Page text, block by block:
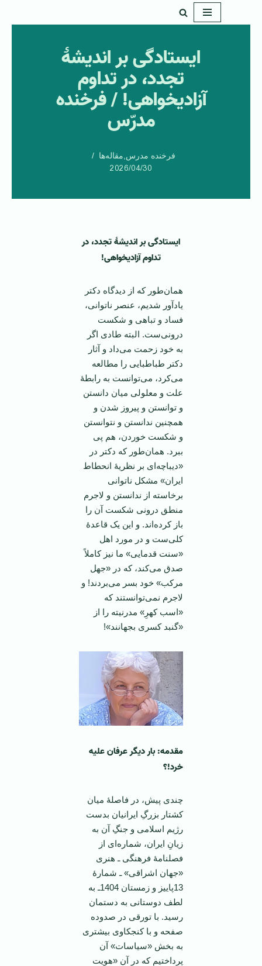
ایستادگی بر اندیشۀ
تجدد، در تداوم
آزادیخواهی! / فرخنده
مدرّس
فرخنده مدرس,مقاله‌ها
2026/04/30
ایستادگی بر اندیشۀ تجدد، در
تداوم آزادیخواهی!
همان‌طور که از دیدگاه دکتر
یادآور شدیم، عنصر ناتوانی،
فساد و تباهی و شکست
درونی‌ست. البته طادی اگر
به خود زحمت می‌داد و آثار
دکتر طباطبایی را مطالعه
می‌کرد، می‌توانست به رابطۀ
علت و معلولی میان دانستن
و توانستن و پیروز شدن و
همچنین ندانستن و نتوانستن
و شکست خوردن، هم پی
ببرد. همان‌طور که دکتر در
«دیباچه‌ای بر نظریۀ انحطاط
ایران» مشکل ناتوانی
برخاسته از ندانستن و لاجرم
منطق درونی شکست آن را
باز کرده‌اند. و این یک قاعدۀ
کلی‌ست و در مورد اهل
«سنت قدمایی» ما نیز کاملاً
صدق می‌کند، که در «جهل
مرکب» خود بسر می‌بردند! و
لاجرم نمی‌توانستند که
«اسب کهرِ» مدرنیته را از
«گنبد کسری بجهانند»!
مقدمه: بار دیگر عرفان علیه
خرد!؟
چندی پیش، در فاصلۀ میان
کشتار بزرگِ ایرانیان بدست
رژیم اسلامی و جنگِ آن به
زیانِ ایران، شماره‌ای از
فصلنامۀ فرهنگی ـ هنری
«جهان اشراقی» ـ شمارۀ
13پاییز و زمستان 1404ـ به
لطف دوستانی به دستمان
رسید. با تورقی در صدوده
صفحه و با کنجکاوی بیشتری
به بخش «سیاسات» آن
پرداختیم که در آن «هویت